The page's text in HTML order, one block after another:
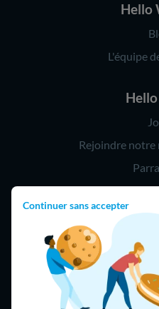
Continuer sans accepter
Hello
L'équipe
Hello
Rejoindre notre
09 75 18 60